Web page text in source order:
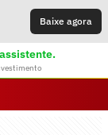
Baixe agora